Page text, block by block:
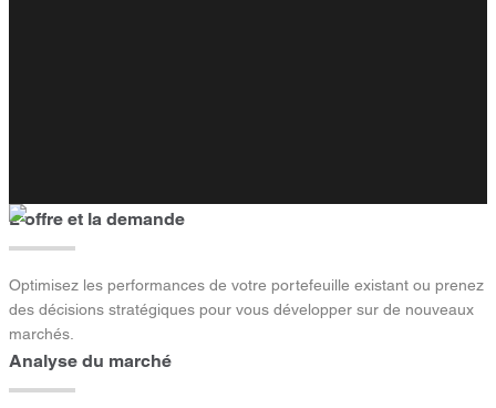
L'offre et la demande
Optimisez les performances de votre portefeuille existant ou prenez
des décisions stratégiques pour vous développer sur de nouveaux
marchés.
Analyse du marché